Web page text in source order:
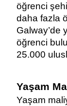
öğrenci
daha fazla
Galway’de
öğrenci
25.000
Yaşam
Yaşam